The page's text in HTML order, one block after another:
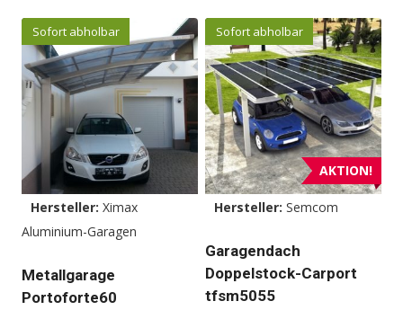
Sofort abholbar
Hersteller: Ximax
Aluminium-Garagen
Metallgarage
Portoforte60
AKTION!
Sofort abholbar
Hersteller: Semcom
Garagendach
Doppelstock-Carport
tfsm5055